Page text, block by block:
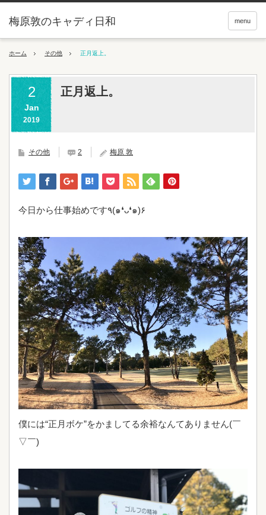
menu
梅原敦のキャディ日和
ホーム その他 正月返上。
2
Jan
2019
正月返上。
その他 2 梅原 敦
今日から仕事始めです٩(๑❛ᴗ❛๑)۶
僕には“正月ボケ”をかましてる余裕なんてありません(￣
▽￣)